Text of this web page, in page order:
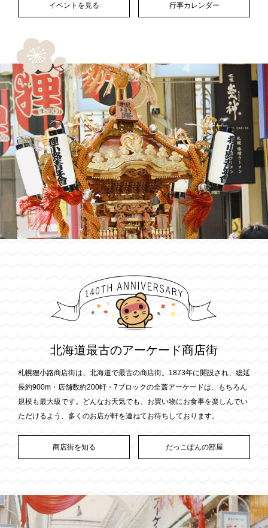
イベントを見る 行事カレンダー
北海道最古のアーケード商店街
札幌狸小路商店街は、北海道で最古の商店街。1873年に開設され、総延
長約900m・店舗数約200軒・7ブロックの全蓋アーケードは、もちろん
規模も最大級です。どんなお天気でも、お買い物にお食事を楽しんでい
ただけるよう、多くのお店が軒を連ねてお待ちしております。
商店街を知る だっこぽんの部屋